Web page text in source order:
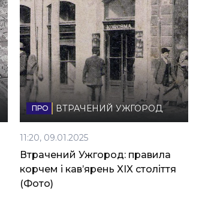
ВТРАЧЕНИЙ УЖГОРОД
11:20, 09.01.2025
Втрачений Ужгород: правила
корчем і кав’ярень XIX століття
(Фото)